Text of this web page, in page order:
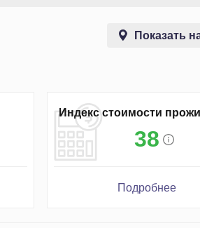
Показать
Индекс стоимости
38
Подробнее